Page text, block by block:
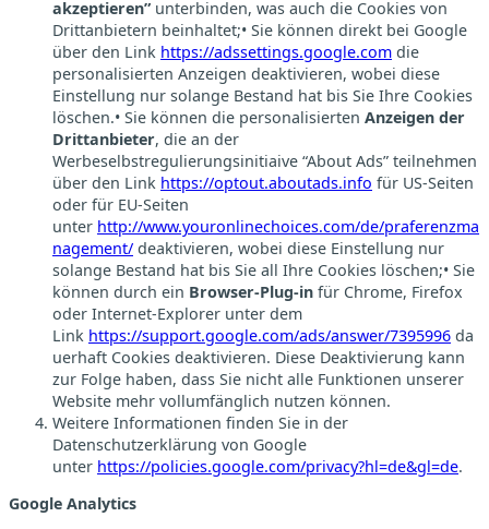
akzeptieren” unterbinden, was auch die Cookies von
Drittanbietern beinhaltet;• Sie können direkt bei Google
über den Link https://adssettings.google.com die
personalisierten Anzeigen deaktivieren, wobei diese
Einstellung nur solange Bestand hat bis Sie Ihre Cookies
löschen.• Sie können die personalisierten Anzeigen der
Drittanbieter, die an der
Werbeselbstregulierungsinitiaive “About Ads” teilnehmen
über den Link https://optout.aboutads.info für US-Seiten
oder für EU-Seiten
unter http://www.youronlinechoices.com/de/praferenzma
nagement/ deaktivieren, wobei diese Einstellung nur
solange Bestand hat bis Sie all Ihre Cookies löschen;• Sie
können durch ein Browser-Plug-in für Chrome, Firefox
oder Internet-Explorer unter dem
Link https://support.google.com/ads/answer/7395996 da
uerhaft Cookies deaktivieren. Diese Deaktivierung kann
zur Folge haben, dass Sie nicht alle Funktionen unserer
Website mehr vollumfänglich nutzen können.
Weitere Informationen finden Sie in der
Datenschutzerklärung von Google
unter https://policies.google.com/privacy?hl=de&gl=de.
Google Analytics